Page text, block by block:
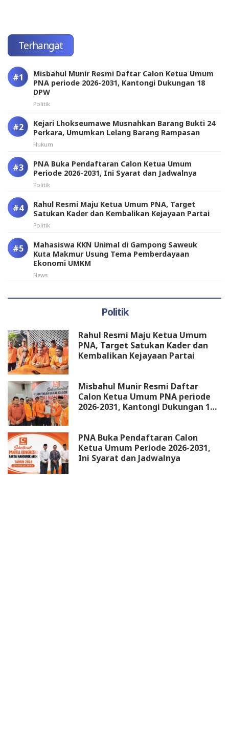
Terhangat
Misbahul Munir Resmi Daftar Calon Ketua Umum
PNA periode 2026-2031, Kantongi Dukungan 18
DPW
Politik
Kejari Lhokseumawe Musnahkan Barang Bukti 24
Perkara, Umumkan Lelang Barang Rampasan
Hukum
PNA Buka Pendaftaran Calon Ketua Umum
Periode 2026-2031, Ini Syarat dan Jadwalnya
Politik
Rahul Resmi Maju Ketua Umum PNA, Target
Satukan Kader dan Kembalikan Kejayaan Partai
Politik
Mahasiswa KKN Unimal di Gampong Saweuk
Kuta Makmur Usung Tema Pemberdayaan
Ekonomi UMKM
News
Politik
Rahul Resmi Maju Ketua Umum
PNA, Target Satukan Kader dan
Kembalikan Kejayaan Partai
Misbahul Munir Resmi Daftar
Calon Ketua Umum PNA periode
2026-2031, Kantongi Dukungan 18
PNA Buka Pendaftaran Calon
Ketua Umum Periode 2026-2031,
Ini Syarat dan Jadwalnya